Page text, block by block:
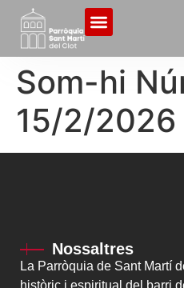
Som-hi
15/2/2026
Nossaltres
La Parròquia de Sant Martí
històric i espiritual del barri